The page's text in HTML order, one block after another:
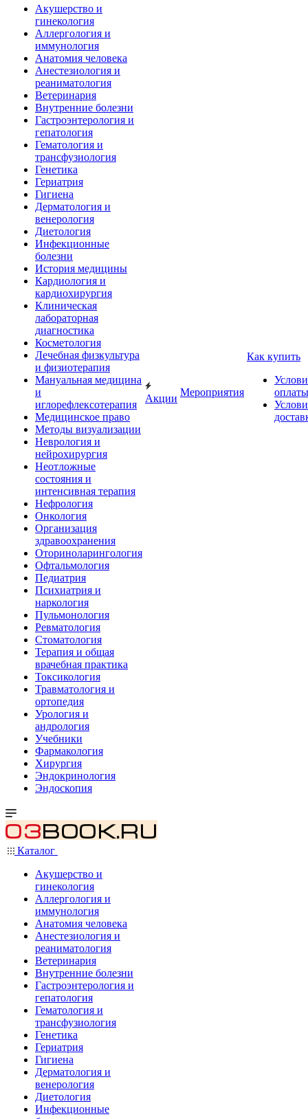
Акушерство и
гинекология
Аллергология и
иммунология
Анатомия человека
Анестезиология и
реаниматология
Ветеринария
Внутренние болезни
Гастроэнтерология и
гепатология
Гематология и
трансфузиология
Генетика
Гериатрия
Гигиена
Дерматология и
венерология
Диетология
Инфекционные
болезни
История медицины
Кардиология и
кардиохирургия
Клиническая
лабораторная
диагностика
Косметология
Лечебная физкультура
и физиотерапия
Мануальная медицина
и
иглорефлексотерапия
Медицинское право
Методы визуализации
Неврология и
нейрохирургия
Неотложные
состояния и
интенсивная терапия
Нефрология
Онкология
Организация
здравоохранения
Оториноларингология
Офтальмология
Педиатрия
Психиатрия и
наркология
Пульмонология
Ревматология
Стоматология
Терапия и общая
врачебная практика
Токсикология
Травматология и
ортопедия
Урология и
андрология
Учебники
Фармакология
Хирургия
Эндокринология
Эндоскопия
Акции
Мероприятия
Как купить
оплаты
Каталог
Акушерство и
гинекология
Аллергология и
иммунология
Анатомия человека
Анестезиология и
реаниматология
Ветеринария
Внутренние болезни
Гастроэнтерология и
гепатология
Гематология и
трансфузиология
Генетика
Гериатрия
Гигиена
Дерматология и
венерология
Диетология
Инфекционные